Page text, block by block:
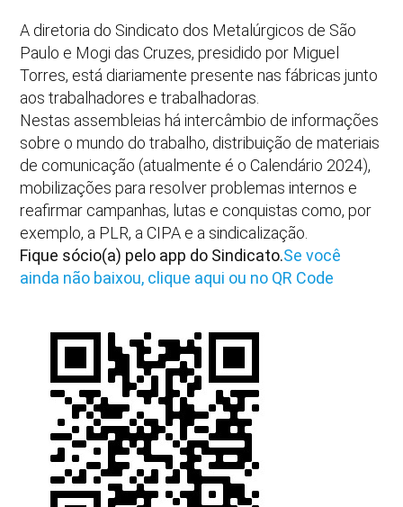
A diretoria do Sindicato dos Metalúrgicos de São
Paulo e Mogi das Cruzes, presidido por Miguel
Torres, está diariamente presente nas fábricas junto
aos trabalhadores e trabalhadoras.
Nestas assembleias há intercâmbio de informações
sobre o mundo do trabalho, distribuição de materiais
de comunicação (atualmente é o Calendário 2024),
mobilizações para resolver problemas internos e
reafirmar campanhas, lutas e conquistas como, por
exemplo, a PLR, a CIPA e a sindicalização.
Fique sócio(a) pelo app do Sindicato.Se você
ainda não baixou, clique aqui ou no QR Code